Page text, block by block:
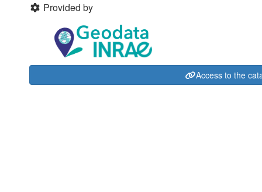
Provided by
Access to the